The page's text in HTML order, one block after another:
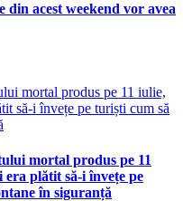
acest weekend vor avea
mortal produs pe 11
era plătit să-i învețe pe
în siguranță